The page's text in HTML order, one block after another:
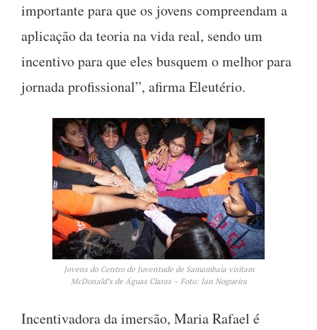
importante para que os jovens compreendam a
aplicação da teoria na vida real, sendo um
incentivo para que eles busquem o melhor para
jornada profissional”, afirma Eleutério.
Jovens do Centro de Juventude de Samambaia visitam
McDonald’s de Águas Claras – Foto: Ian Nogueira
Incentivadora da imersão, Maria Rafael é